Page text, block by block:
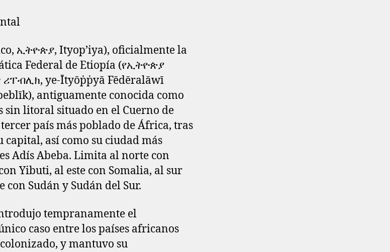
ኢትዮጵያ, Ityop’iya), oficialmente la
Federal de Etiopía (የኢትዮጵያ
ye-Ītyōṗṗyā Fēdēralāwī
antiguamente conocida como
sin litoral situado en el Cuerno de
país más poblado de África, tras
capital, así como su ciudad más
Adís Abeba. Limita al norte con
Yibuti, al este con Somalia, al sur
con Sudán y Sudán del Sur.
tempranamente el
caso entre los países africanos
y mantuvo su